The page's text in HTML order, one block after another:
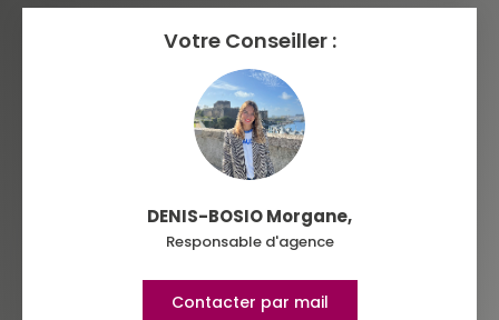
RESTAURANTS ET CAFÉS COMMERCES
Votre Conseiller :
DENIS-BOSIO Morgane,
Responsable d'agence
Contacter par mail